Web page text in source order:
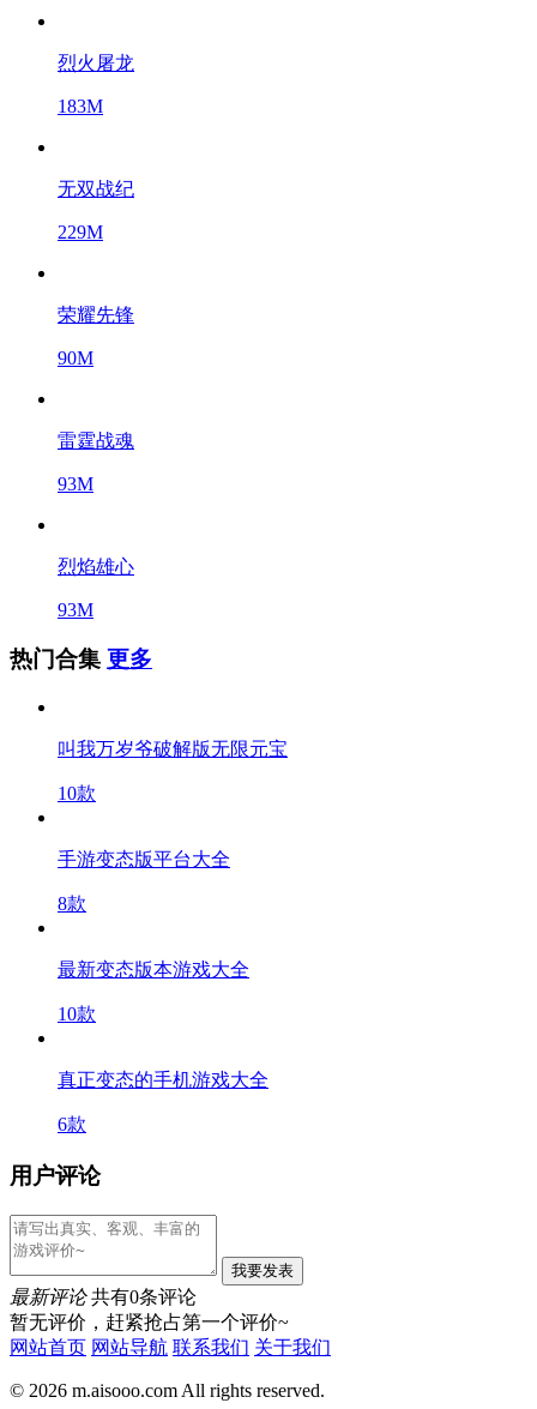
烈火屠龙
183M
无双战纪
229M
荣耀先锋
90M
雷霆战魂
93M
烈焰雄心
93M
热门合集 更多
叫我万岁爷破解版无限元宝
10款
手游变态版平台大全
8款
最新变态版本游戏大全
10款
真正变态的手机游戏大全
6款
用户评论
我要发表
最新评论 共有0条评论
暂无评价，赶紧抢占第一个评价~
网站首页 网站导航 联系我们 关于我们
© 2026 m.aisooo.com All rights reserved.